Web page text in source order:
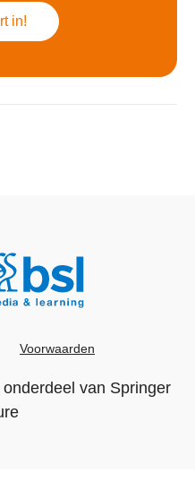
in!
Voorwaarden
onderdeel van Springer